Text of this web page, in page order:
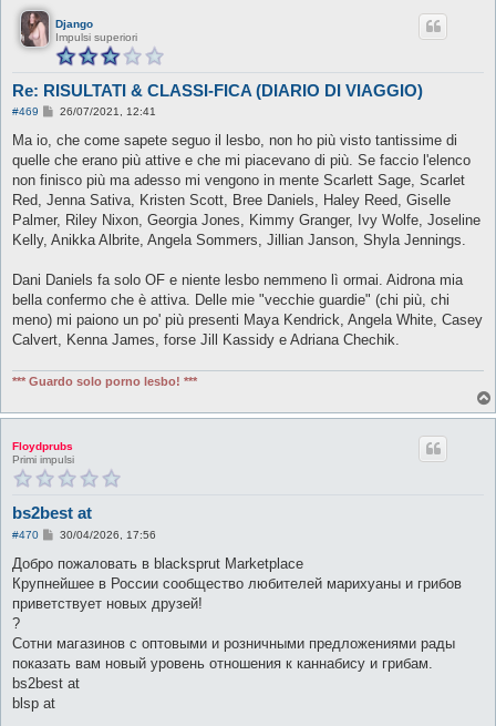
Django
Impulsi superiori
Re: RISULTATI & CLASSI-FICA (DIARIO DI VIAGGIO)
#469
M
s
a
g
i
o
26/07/2021, 12:41
Ma io, che come sapete seguo il lesbo, non ho più visto tantissime di
quelle che erano più attive e che mi piacevano di più. Se faccio l'elenco
non finisco più ma adesso mi vengono in mente Scarlett Sage, Scarlet
Red, Jenna Sativa, Kristen Scott, Bree Daniels, Haley Reed, Giselle
Palmer, Riley Nixon, Georgia Jones, Kimmy Granger, Ivy Wolfe, Joseline
Kelly, Anikka Albrite, Angela Sommers, Jillian Janson, Shyla Jennings.
Dani Daniels fa solo OF e niente lesbo nemmeno lì ormai. Aidrona mia
bella confermo che è attiva. Delle mie "vecchie guardie" (chi più, chi
meno) mi paiono un po' più presenti Maya Kendrick, Angela White, Casey
Calvert, Kenna James, forse Jill Kassidy e Adriana Chechik.
*** Guardo solo porno lesbo! ***
Floydprubs
Primi impulsi
bs2best at
#470
M
s
a
g
o
30/04/2026, 17:56
Добро пожаловать в blacksprut Marketplace
Крупнейшее в России сообщество любителей марихуаны и грибов
приветствует новых друзей!
?
Сотни магазинов с оптовыми и розничными предложениями рады
показать вам новый уровень отношения к каннабису и грибам.
bs2best at
blsp at